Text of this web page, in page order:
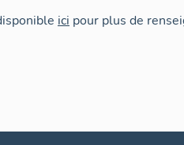
ici pour plus de